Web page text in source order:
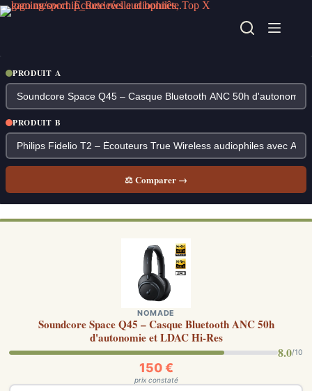
Passer
au
PRODUIT A
PRODUIT B
⚖ Comparer →
NOMADE
Soundcore Space Q45 – Casque Bluetooth ANC 50h
d'autonomie et LDAC Hi-Res
8.0/10
150 €
prix constaté